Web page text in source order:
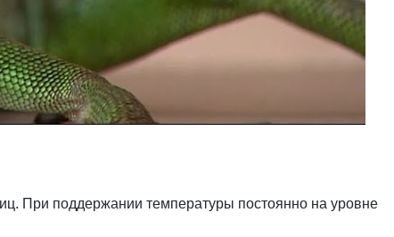
При поддержании температуры постоянно на уровне